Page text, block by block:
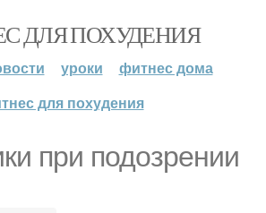
ДЛЯ ПОХУДЕНИЯ
уроки
фитнес дома
для похудения
при подозрении